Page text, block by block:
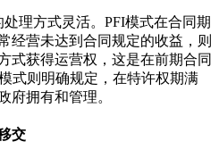
理方式灵活。PFI模式在合同期
经营未达到合同规定的收益，则
式获得运营权，这是在前期合同
式则明确规定，在特许权期满
府拥有和管理。
交